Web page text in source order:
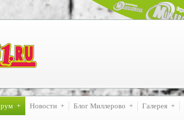
Новости Блог Миллерово Галерея